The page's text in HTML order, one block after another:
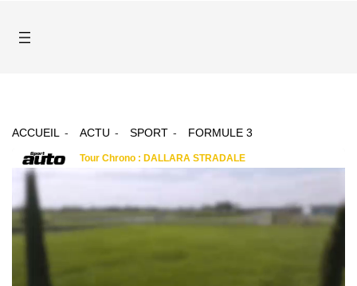
ACCUEIL ACTU SPORT FORMULE 3